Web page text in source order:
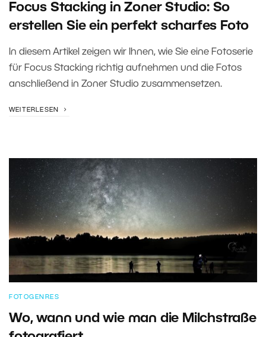
Focus Stacking in Zoner Studio: So
erstellen Sie ein perfekt scharfes Foto
In diesem Artikel zeigen wir Ihnen, wie Sie eine Fotoserie
für Focus Stacking richtig aufnehmen und die Fotos
anschließend in Zoner Studio zusammensetzen.
WEITERLESEN
FOTOGENRES
Wo, wann und wie man die Milchstraße